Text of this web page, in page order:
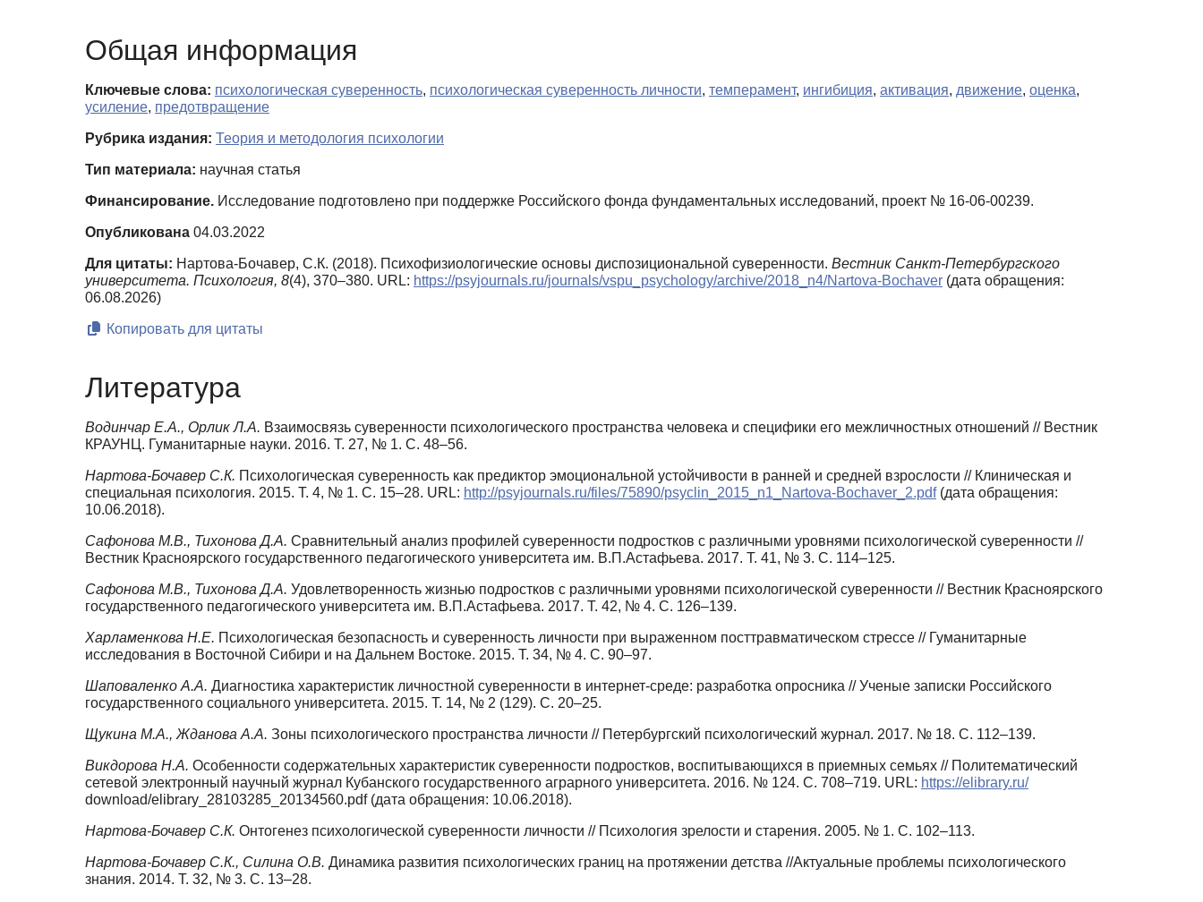
Общая информация
Ключевые слова: психологическая суверенность, психологическая суверенность личности, темперамент, ингибиция, активация, движение, оценка,
усиление, предотвращение
Рубрика издания: Теория и методология психологии
Тип материала: научная статья
Финансирование. Исследование подготовлено при поддержке Российского фонда фундаментальных исследований, проект № 16-06-00239.
Опубликована 04.03.2022
Для цитаты: Нартова-Бочавер, С.К. (2018). Психофизиологические основы диспозициональной суверенности. Вестник Санкт-Петербургского
университета. Психология, 8(4), 370–380. URL: https://psyjournals.ru/journals/vspu_psychology/archive/2018_n4/Nartova-Bochaver (дата обращения:
06.08.2026)
Копировать для цитаты
Литература
Водинчар Е.А., Орлик Л.А. Взаимосвязь суверенности психологического пространства человека и специфики его межличностных отношений // Вестник
КРАУНЦ. Гуманитарные науки. 2016. Т. 27, № 1. С. 48–56.
Нартова-Бочавер С.К. Психологическая суверенность как предиктор эмоциональной устойчивости в ранней и средней взрослости // Клиническая и
специальная психология. 2015. Т. 4, № 1. С. 15–28. URL: http://psyjournals.ru/files/75890/psyclin_2015_n1_Nartova-Bochaver_2.pdf(дата обращения:
10.06.2018).
Сафонова М.В., Тихонова Д.А. Сравнительный анализ профилей суверенности подростков с различными уровнями психологической суверенности //
Вестник Красноярского государственного педагогического университета им. В.П.Астафьева. 2017. Т. 41, № 3. С. 114–125.
Сафонова М.В., Тихонова Д.А. Удовлетворенность жизнью подростков с различными уровнями психологической суверенности // Вестник Красноярского
государственного педагогического университета им. В.П.Астафьева. 2017. Т. 42, № 4. С. 126–139.
Харламенкова Н.Е. Психологическая безопасность и суверенность личности при выраженном посттравматическом стрессе // Гуманитарные
исследования в Восточной Сибири и на Дальнем Востоке. 2015. Т. 34, № 4. С. 90–97.
Шаповаленко А.А. Диагностика характеристик личностной суверенности в интернет-среде: разработка опросника // Ученые записки Российского
государственного социального университета. 2015. Т. 14, № 2 (129). С. 20–25.
Щукина М.А., Жданова А.А. Зоны психологического пространства личности // Петербургский психологический журнал. 2017. № 18. С. 112–139.
Викдорова Н.А. Особенности содержательных характеристик суверенности подростков, воспитывающихся в приемных семьях // Политематический
сетевой электронный научный журнал Кубанского государственного аграрного университета. 2016. № 124. С. 708–719. URL: https://elibrary.ru/
download/elibrary_28103285_20134560.pdf (дата обращения: 10.06.2018).
Нартова-Бочавер С.К. Онтогенез психологической суверенности личности // Психология зрелости и старения. 2005. № 1. С. 102–113.
Нартова-Бочавер С.К., Силина О.В. Динамика развития психологических границ на протяжении детства //Актуальные проблемы психологического
знания. 2014. Т. 32, № 3. С. 13–28.